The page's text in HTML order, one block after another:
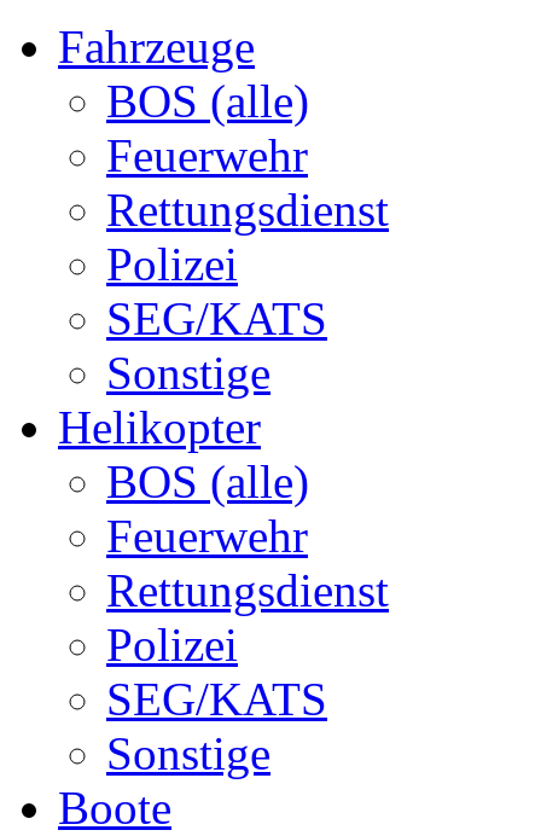
Fahrzeuge
BOS (alle)
Feuerwehr
Rettungsdienst
Polizei
SEG/KATS
Sonstige
Helikopter
BOS (alle)
Feuerwehr
Rettungsdienst
Polizei
SEG/KATS
Sonstige
Boote